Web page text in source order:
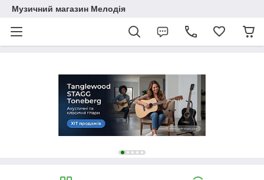
Музичний магазин Мелодія